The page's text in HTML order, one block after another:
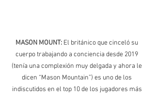
MASON MOUNT: El británico que cinceló su
cuerpo trabajando a conciencia desde 2019
(tenía una complexión muy delgada y ahora le
dicen “Mason Mountain”) es uno de los
indiscutidos en el top 10 de los jugadores más